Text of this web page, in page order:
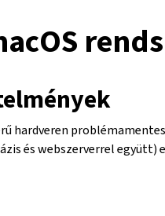
hardveren
és webszerverrel